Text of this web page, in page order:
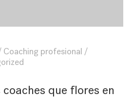
Coaching profesional
que flores en